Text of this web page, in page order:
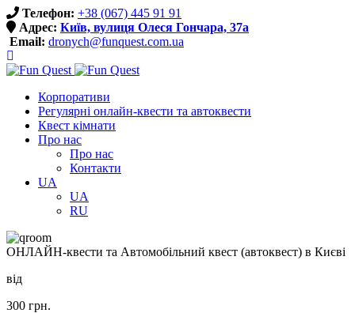
Телефон: +38 (067) 445 91 91
Адрес: Київ, вулиця Олеся Гончара, 37a
Email: dronych@funquest.com.ua
Корпоративи
Регулярні онлайн-квести та автоквести
Квест кімнати
Про нас
Про нас
Контакти
UA
UA
RU
ОНЛАЙН-квести та Автомобільний квест (автоквест) в Києві
від
300 грн.